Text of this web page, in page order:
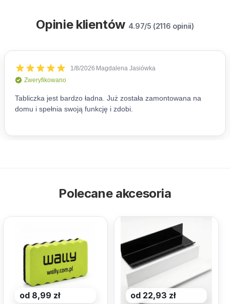
Opinie klientów 4.97/5 (2116 opinii)
Polecane akcesoria
od 8,99 zł od 22,93 zł